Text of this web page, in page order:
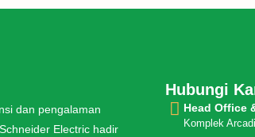
dan pengalaman
Electric hadir
Hubungi
Head Office
Komplek